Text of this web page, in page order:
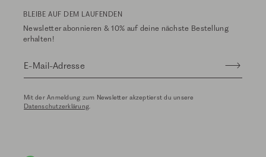
BLEIBE AUF DEM LAUFENDEN
Newsletter abonnieren & 10% auf deine nächste Bestellung
erhalten!
E-Mail-Adresse
Mit der Anmeldung zum Newsletter akzeptierst du unsere
Datenschutzerklärung.